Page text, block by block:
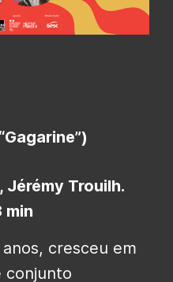
Jérémy Trouilh.
min
cresceu em
conjunto